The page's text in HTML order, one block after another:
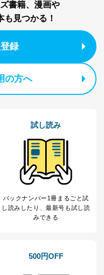
書籍、漫画や
見つかる！
録
の方へ
試し読み
バックナンバー1冊まるごと試
し読み したり、最新号も試し読
みできる
500円OFF